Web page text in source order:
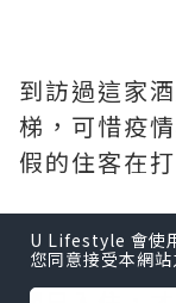
黃埔站有很
U Lifestyle 會使
您同意接受本網站